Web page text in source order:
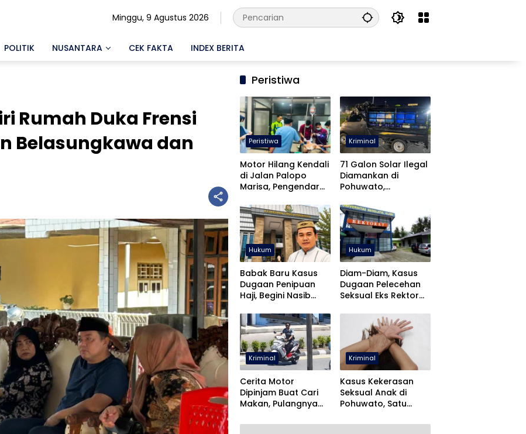
Minggu, 9 Agustus 2026
POLITIK NUSANTARA CEK FAKTA INDEX BERITA
Rumah Duka Frensi
Belasungkawa dan
Peristiwa
Peristiwa
Motor Hilang Kendali
di Jalan Palopo
Marisa, Pengendara
Kriminal
71 Galon Solar Ilegal
Diamankan di
Pohuwato,
Diselidiki
Hukum
Babak Baru Kasus
Dugaan Penipuan
Haji, Begini Nasib
Hukum
Diam-Diam, Kasus
Dugaan Pelecehan
Seksual Eks Rektor
Kriminal
Cerita Motor
Dipinjam Buat Cari
Makan, Pulangnya
Pohuwato
Kriminal
Kasus Kekerasan
Seksual Anak di
Pohuwato, Satu